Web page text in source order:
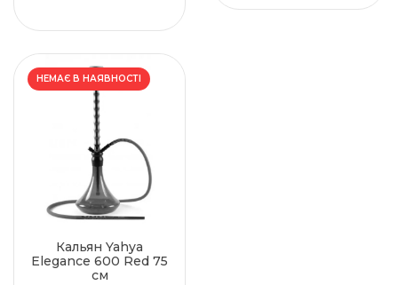
НЕМАЄ В НАЯВНОСТІ
Кальян Yahya
Elegance 600 Red 75
см